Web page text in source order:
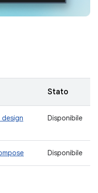
Stato
design
Disponibile
Disponibile